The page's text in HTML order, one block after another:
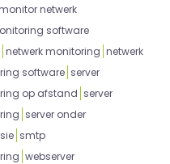
netwerk
software
netwerk monitoring netwerk
software server
op afstand server
server onder
smtp
webserver